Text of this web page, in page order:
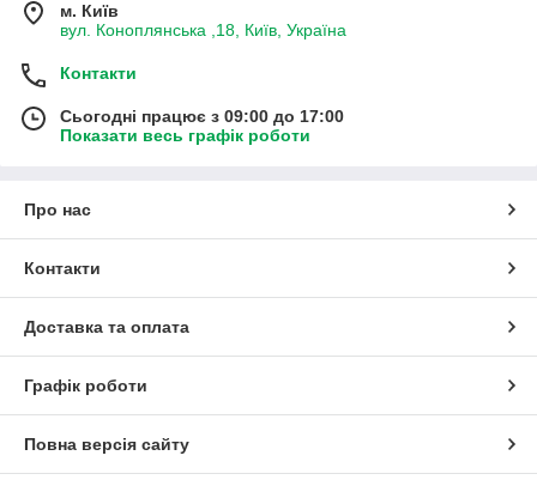
м. Київ
вул. Коноплянська ,18, Київ, Україна
Контакти
Сьогодні працює з 09:00 до 17:00
Показати весь графік роботи
Про нас
Контакти
Доставка та оплата
Графік роботи
Повна версія сайту